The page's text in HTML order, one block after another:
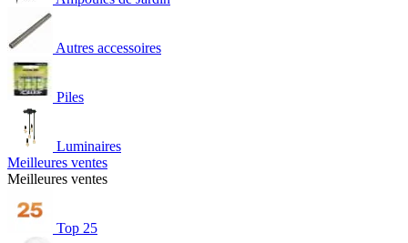
Autres accessoires
Piles
Luminaires
Meilleures ventes
Meilleures ventes
Top 25